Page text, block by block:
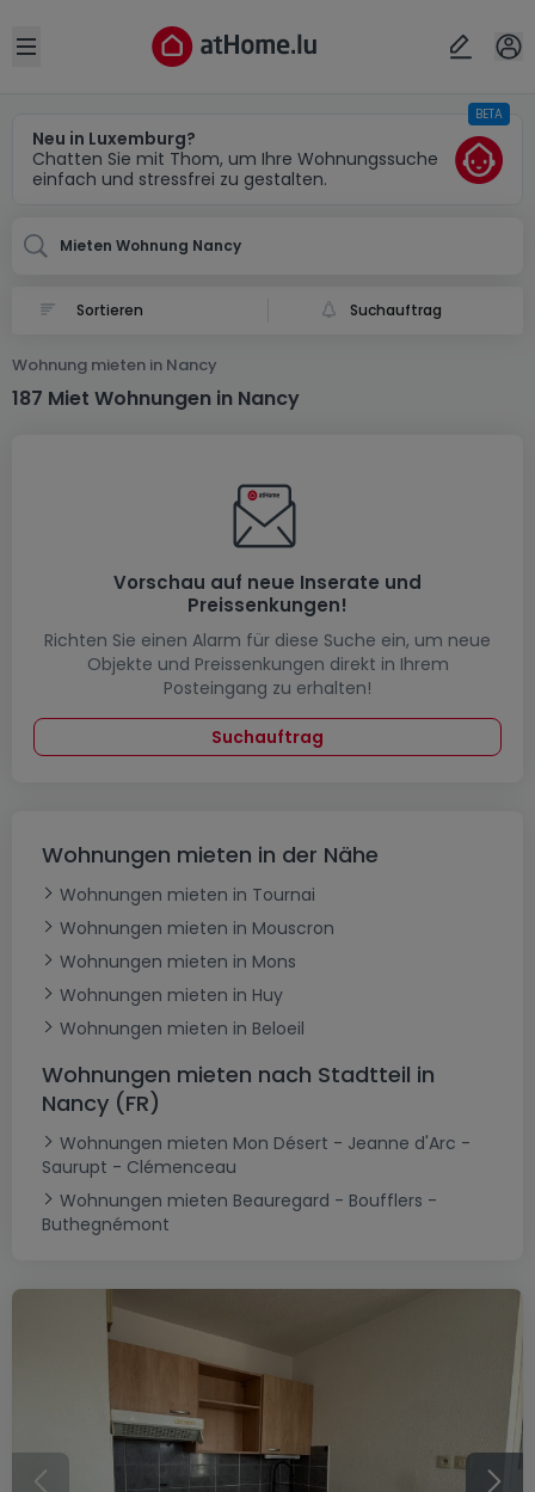
Open sidebar
Neu in Luxemburg?
Chatten Sie mit Thom, um Ihre Wohnungssuche
einfach und stressfrei zu gestalten.
BETA
Mieten Wohnung Nancy
Suchauftrag
Wohnung mieten in Nancy
187 Miet Wohnungen in Nancy
Vorschau auf neue Inserate und
Preissenkungen!
Richten Sie einen Alarm für diese Suche ein, um neue
Objekte und Preissenkungen direkt in Ihrem
Posteingang zu erhalten!
Suchauftrag
Wohnungen mieten in der Nähe
Wohnungen mieten in Tournai
Wohnungen mieten in Mouscron
Wohnungen mieten in Mons
Wohnungen mieten in Huy
Wohnungen mieten in Beloeil
Wohnungen mieten nach Stadtteil in
Nancy (FR)
Wohnungen mieten Mon Désert - Jeanne d'Arc -
Saurupt - Clémenceau
Wohnungen mieten Beauregard - Boufflers -
Buthegnémont
Ort
Abbrechen ok